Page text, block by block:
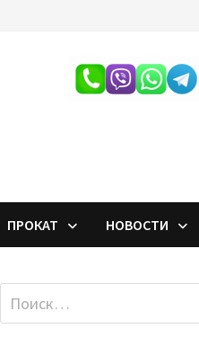
ПРОКАТ НОВОСТИ
Найти: